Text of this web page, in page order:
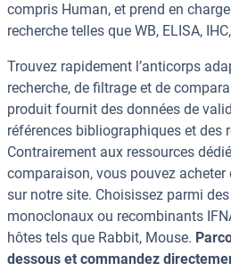
compris Human, et prend en
recherche telles que WB, ELISA, IHC,
Trouvez rapidement l’anticorps
recherche, de filtrage et de
produit fournit des données de
références bibliographiques et des
Contrairement aux ressources
comparaison, vous pouvez
sur notre site. Choisissez parmi
monoclonaux ou recombinants
hôtes tels que Rabbit, Mouse.
dessous et commandez